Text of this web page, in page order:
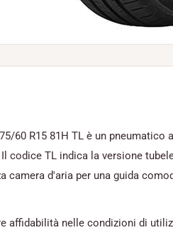
60 R15 81H TL è un pneumatico
codice TL indica la versione
camera d'aria per una guida
affidabilità nelle condizioni di